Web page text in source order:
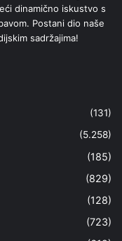
dinamično iskustvo s
Postani dio naše
sadržajima!
(131)
(5.258)
(185)
(829)
(128)
(723)